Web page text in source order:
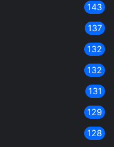
143
137
132
132
131
129
128